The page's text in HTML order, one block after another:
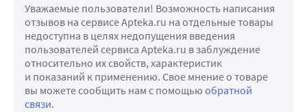
Уважаемые пользователи! Возможность написания
отзывов на сервисе Apteka.ru на отдельные товары
недоступна в целях недопущения введения
пользователей сервиса Apteka.ru в заблуждение
относительно их свойств, характеристик
и показаний к применению. Свое мнение о товаре
вы можете сообщить нам с помощью обратной
связи.